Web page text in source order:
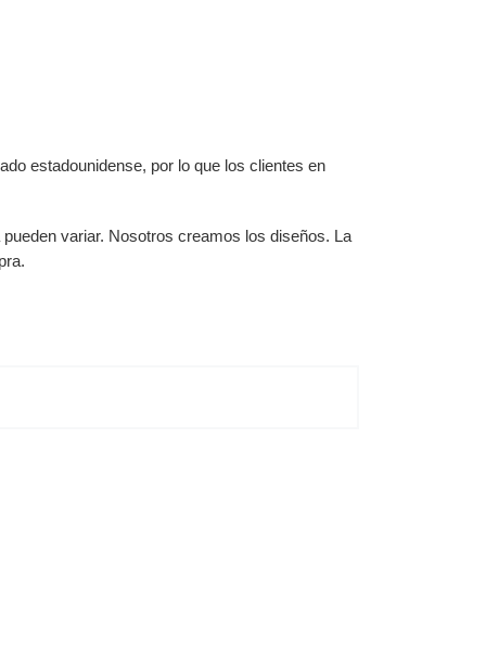
estadounidense, por lo que los clientes en
variar. Nosotros creamos los diseños. La